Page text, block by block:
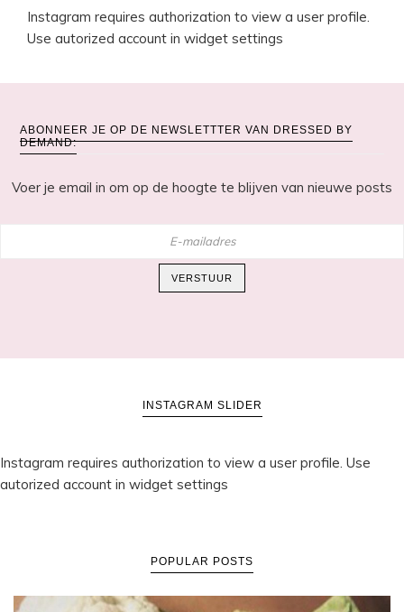
Instagram requires authorization to view a user profile.
Use autorized account in widget settings
ABONNEER JE OP DE NEWSLETTTER VAN DRESSED BY
DEMAND:
Voer je email in om op de hoogte te blijven van nieuwe posts
mailadres
VERSTUUR
INSTAGRAM SLIDER
Instagram requires authorization to view a user profile. Use
autorized account in widget settings
POPULAR POSTS